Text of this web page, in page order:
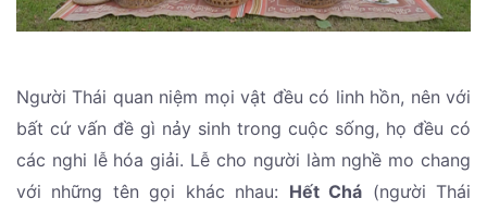
Người Thái quan niệm mọi vật đều có linh hồn, nên với
bất cứ vấn đề gì nảy sinh trong cuộc sống, họ đều có
các nghi lễ hóa giải. Lễ cho người làm nghề mo chang
với những tên gọi khác nhau: Hết Chá (người Thái